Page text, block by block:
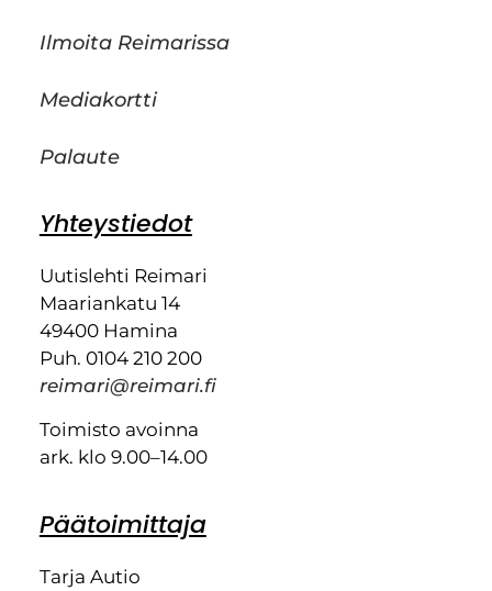
Ilmoita Reimarissa
Mediakortti
Palaute
Yhteystiedot
Uutislehti Reimari
Maariankatu 14
49400 Hamina
Puh. 0104 210 200
reimari@reimari.fi
Toimisto avoinna
ark. klo 9.00–14.00
Päätoimittaja
Tarja Autio